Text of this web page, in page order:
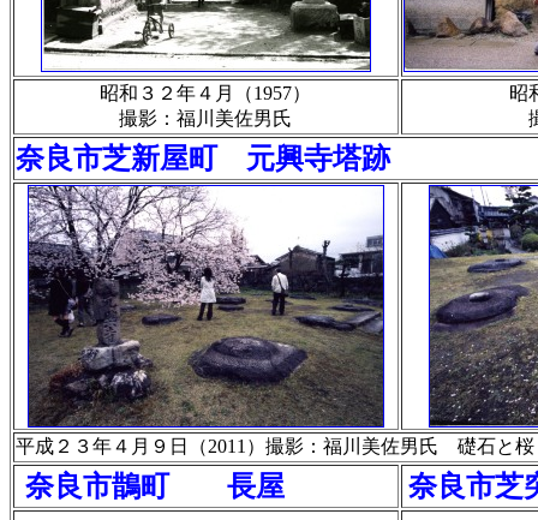
昭和３２年４月（1957）
撮影：福川美佐男氏
昭
奈良市芝新屋町 元興寺塔跡
平成２３年４月９日（2011）撮影：福川美佐男氏 礎石と桜
奈良市鵲町 長屋 奈良市